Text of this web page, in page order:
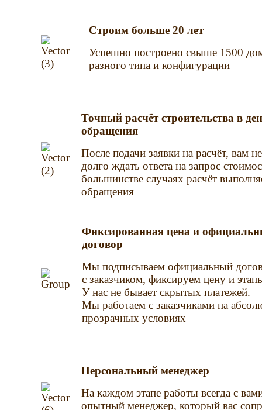
Строим больше 20 лет
Успешно построено свыше 1500
разного типа и конфигурации
Точный расчёт строительства в
обращения
После подачи заявки на расчёт, вам
долго ждать ответа на запрос
большинстве случаях расчёт
обращения
Фиксированная цена и
договор
Мы подписываем официальный
с заказчиком, фиксируем цену и
У нас не бывает скрытых платежей.
Мы работаем с заказчиками на
прозрачных условиях
Персональный менеджер
На каждом этапе работы всегда с
опытный менеджер, который вас